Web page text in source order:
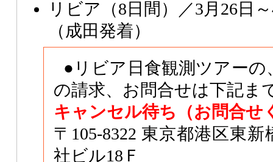
リビア（8日間）／3月26日
（成田発着）
●リビア日食観測ツアーの
の請求、お問合せは下記ま
キャンセル待ち（お問合せ
〒105-8322 東京都港区東
社ビル18Ｆ